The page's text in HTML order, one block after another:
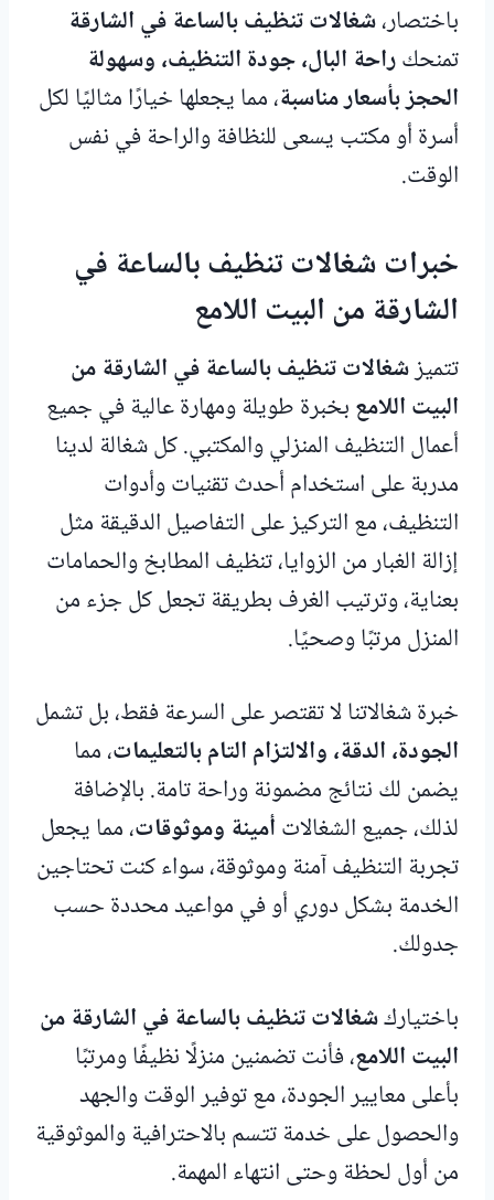
باختصار،شغالات تنظيف بالساعة في الشارقة
تمنحكراحة البال، جودة التنظيف، وسهولة
الحجز بأسعار مناسبة، مما يجعلها خيارًا مثاليًا لكل
أسرة أو مكتب يسعى للنظافة والراحة في نفس
الوقت.
خبرات شغالات تنظيف بالساعة في
الشارقة من البيت اللامع
تتميزشغالات تنظيف بالساعة في الشارقة من
البيت اللامعبخبرة طويلة ومهارة عالية في جميع
أعمال التنظيف المنزلي والمكتبي. كل شغالة لدينا
مدربة على استخدام أحدث تقنيات وأدوات
التنظيف، مع التركيز على التفاصيل الدقيقة مثل
إزالة الغبار من الزوايا، تنظيف المطابخ والحمامات
بعناية، وترتيب الغرف بطريقة تجعل كل جزء من
المنزل مرتبًا وصحيًا.
خبرة شغالاتنا لا تقتصر على السرعة فقط، بل تشمل
الجودة، الدقة، والالتزام التام بالتعليمات، مما
يضمن لك نتائج مضمونة وراحة تامة. بالإضافة
لذلك، جميع الشغالاتأمينة وموثوقات، مما يجعل
تجربة التنظيف آمنة وموثوقة، سواء كنت تحتاجين
الخدمة بشكل دوري أو في مواعيد محددة حسب
جدولك.
باختياركشغالات تنظيف بالساعة في الشارقة من
البيت اللامع، فأنت تضمنين منزلًا نظيفًا ومرتبًا
بأعلى معايير الجودة، مع توفير الوقت والجهد
والحصول على خدمة تتسم بالاحترافية والموثوقية
من أول لحظة وحتى انتهاء المهمة.